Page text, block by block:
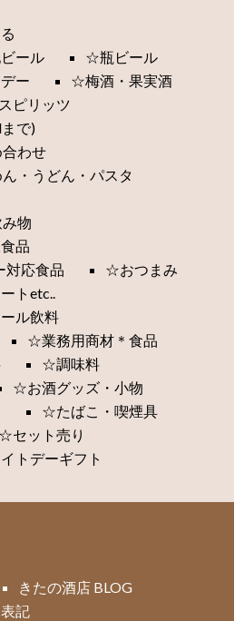
ール
☆瓶ビール
ー
☆梅酒・果実酒
ピリッツ
で)
わせ
・うどん・パスタ
物
品
対応食品
☆おつまみ
トetc..
ル飲料
☆業務用商材＊食品
☆調味料
☆お酒グッズ・小物
☆たばこ・喫煙具
☆セット売り
トデーギフト
きたの酒店 BLOG
記